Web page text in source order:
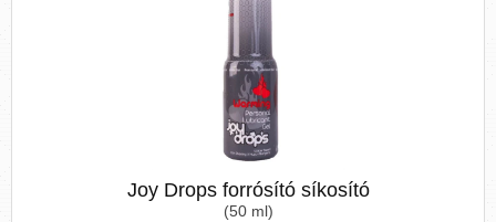
Joy Drops forrósító síkosító
(50 ml)